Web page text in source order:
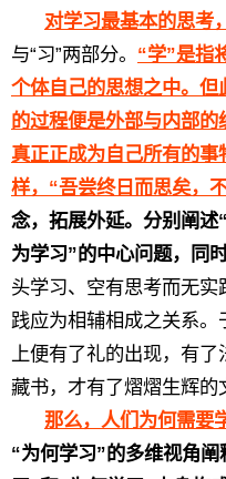
对学习最基本的思考
与“习”两部分。 “学”是指
个体自己的思想之中。但
的过程便是外部与内部
真正正成为自己所有的
样，“吾尝终日而思矣，
念，拓展外延。分别阐述
为学习”的中心问题，同
头学习、空有思考而无
践应为相辅相成之关系
上便有了礼的出现，有
藏书，才有了熠熠生辉的
那么，人们为何需要
“为何学习”的多维视角